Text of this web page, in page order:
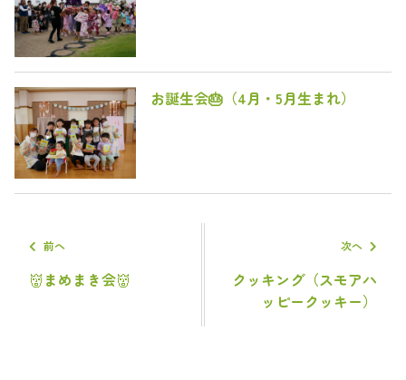
お誕生会🎂（4月・5月生まれ）
前へ
👹まめまき会👹
次へ
クッキング（スモアハ
ッピークッキー）